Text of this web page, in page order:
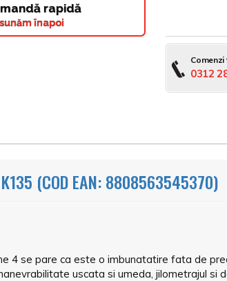
rapidă
înapoi
Comenzi
0312
(COD EAN: 8808563545370)
4 se pare ca este o imbunatatire fata de
uscata si umeda, jilometrajul si